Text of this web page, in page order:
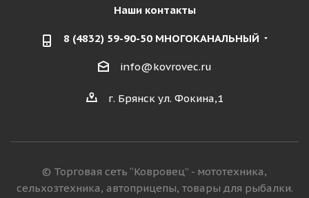
Наши контакты
8 (4832) 59-90-50 МНОГОКАНАЛЬНЫЙ
info@kovrovec.ru
г. Брянск ул. Фокина,1
© Торговая сеть “Ковровец” - мототехника,
сельхозтехника, автоприцепы, товары для рыбалки.